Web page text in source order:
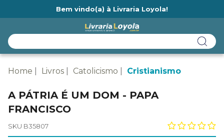
Bem vindo(a) à Livraria Loyola!
Home Livros Catolicismo Cristianismo
A PÁTRIA É UM DOM - PAPA
FRANCISCO
SKU B35807